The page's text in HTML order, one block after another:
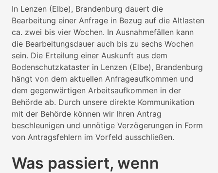
In Lenzen (Elbe), Brandenburg dauert die
Bearbeitung einer Anfrage in Bezug auf die Altlasten
ca. zwei bis vier Wochen. In Ausnahmefällen kann
die Bearbeitungsdauer auch bis zu sechs Wochen
sein. Die Erteilung einer Auskunft aus dem
Bodenschutzkataster in Lenzen (Elbe), Brandenburg
hängt von dem aktuellen Anfrageaufkommen und
dem gegenwärtigen Arbeitsaufkommen in der
Behörde ab. Durch unsere direkte Kommunikation
mit der Behörde können wir Ihren Antrag
beschleunigen und unnötige Verzögerungen in Form
von Antragsfehlern im Vorfeld ausschließen.
Was passiert, wenn